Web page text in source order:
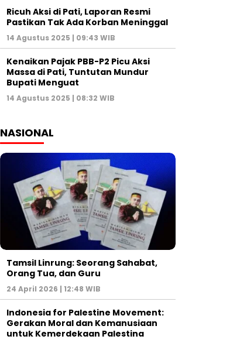
Ricuh Aksi di Pati, Laporan Resmi
Pastikan Tak Ada Korban Meninggal
14 Agustus 2025 | 09:43 WIB
Kenaikan Pajak PBB-P2 Picu Aksi
Massa di Pati, Tuntutan Mundur
Bupati Menguat
14 Agustus 2025 | 08:32 WIB
NASIONAL
Tamsil Linrung: Seorang Sahabat,
Orang Tua, dan Guru
24 April 2026 | 12:48 WIB
Indonesia for Palestine Movement:
Gerakan Moral dan Kemanusiaan
untuk Kemerdekaan Palestina